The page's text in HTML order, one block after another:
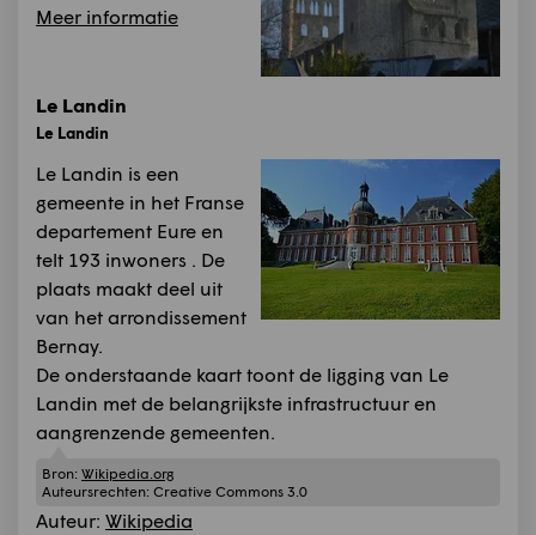
Meer informatie
Le Landin
Le Landin
Le Landin is een
gemeente in het Franse
departement Eure en
telt 193 inwoners . De
plaats maakt deel uit
van het arrondissement
Bernay.
De onderstaande kaart toont de ligging van Le
Landin met de belangrijkste infrastructuur en
aangrenzende gemeenten.
Bron: Wikipedia.org
Auteursrechten: Creative Commons 3.0
Auteur: Wikipedia